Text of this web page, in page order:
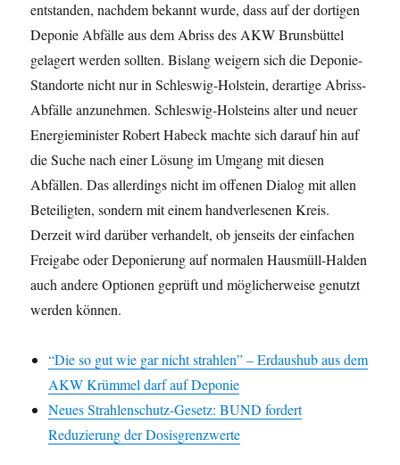
entstanden, nachdem bekannt wurde, dass auf der dortigen
Deponie Abfälle aus dem Abriss des AKW Brunsbüttel
gelagert werden sollten. Bislang weigern sich die Deponie-
Standorte nicht nur in Schleswig-Holstein, derartige Abriss-
Abfälle anzunehmen. Schleswig-Holsteins alter und neuer
Energieminister Robert Habeck machte sich darauf hin auf
die Suche nach einer Lösung im Umgang mit diesen
Abfällen. Das allerdings nicht im offenen Dialog mit allen
Beteiligten, sondern mit einem handverlesenen Kreis.
Derzeit wird darüber verhandelt, ob jenseits der einfachen
Freigabe oder Deponierung auf normalen Hausmüll-Halden
auch andere Optionen geprüft und möglicherweise genutzt
werden können.
“Die so gut wie gar nicht strahlen” – Erdaushub aus dem
AKW Krümmel darf auf Deponie
Neues Strahlenschutz-Gesetz: BUND fordert
Reduzierung der Dosisgrenzwerte